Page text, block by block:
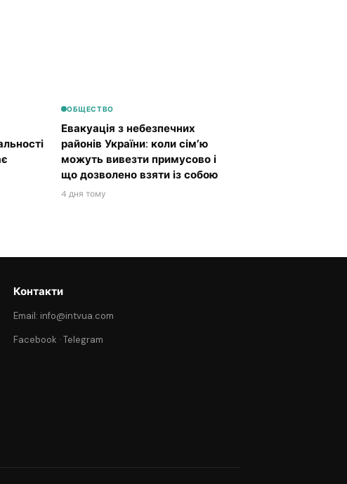
ОБЩЕСТВО
Евакуація з небезпечних
районів України: коли сім’ю
можуть вивезти примусово і
що дозволено взяти із собою
4 дня тому
Контакти
Email: info@intvua.com
Facebook ·Telegram